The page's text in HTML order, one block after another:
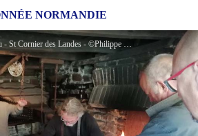
NORMANDIE
du sabotier
Musée du clou - St Cornier des Landes - ©Philippe Hamon